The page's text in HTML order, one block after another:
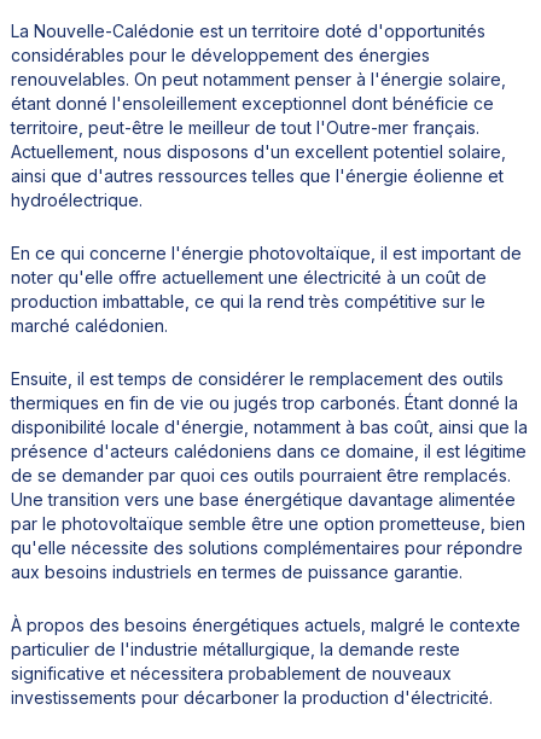
La Nouvelle-Calédonie est un territoire doté d'opportunités
considérables pour le développement des énergies
renouvelables. On peut notamment penser à l'énergie solaire,
étant donné l'ensoleillement exceptionnel dont bénéficie ce
territoire, peut-être le meilleur de tout l'Outre-mer français.
Actuellement, nous disposons d'un excellent potentiel solaire,
ainsi que d'autres ressources telles que l'énergie éolienne et
hydroélectrique.
En ce qui concerne l'énergie photovoltaïque, il est important de
noter qu'elle offre actuellement une électricité à un coût de
production imbattable, ce qui la rend très compétitive sur le
marché calédonien.
Ensuite, il est temps de considérer le remplacement des outils
thermiques en fin de vie ou jugés trop carbonés. Étant donné la
disponibilité locale d'énergie, notamment à bas coût, ainsi que la
présence d'acteurs calédoniens dans ce domaine, il est légitime
de se demander par quoi ces outils pourraient être remplacés.
Une transition vers une base énergétique davantage alimentée
par le photovoltaïque semble être une option prometteuse, bien
qu'elle nécessite des solutions complémentaires pour répondre
aux besoins industriels en termes de puissance garantie.
À propos des besoins énergétiques actuels, malgré le contexte
particulier de l'industrie métallurgique, la demande reste
significative et nécessitera probablement de nouveaux
investissements pour décarboner la production d'électricité.